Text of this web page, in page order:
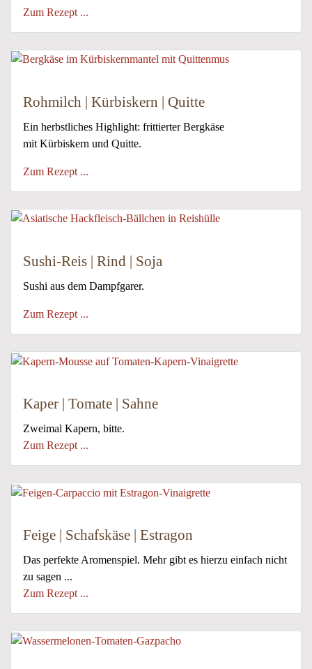
Zum Rezept ...
Rohmilch | Kürbiskern | Quitte
Ein herbstliches Highlight: frittierter Bergkäse
mit Kürbiskern und Quitte.
Zum Rezept ...
Sushi-Reis | Rind | Soja
Sushi aus dem Dampfgarer.
Zum Rezept ...
Kaper | Tomate | Sahne
Zweimal Kapern, bitte.
Zum Rezept ...
Feige | Schafskäse | Estragon
Das perfekte Aromenspiel. Mehr gibt es hierzu einfach nicht
zu sagen ...
Zum Rezept ...